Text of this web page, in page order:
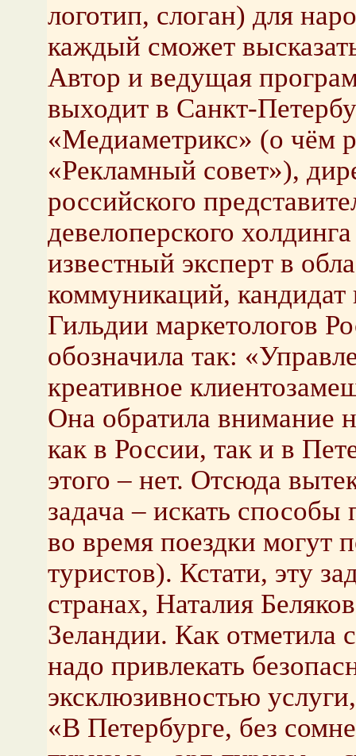
логотип, слоган) для
каждый сможет
Автор и ведущая
выходит в Санкт-
«Медиаметрикс» (о чём
«Рекламный совет»),
российского
девелоперского
известный эксперт в
коммуникаций, кандидат
Гильдии маркетологов
обозначила так:
креативное
Она обратила внимание
как в России, так и в
этого – нет. Отсюда
задача – искать способы
во время поездки могут
туристов). Кстати, эту
странах, Наталия
Зеландии. Как отметила
надо привлекать
эксклюзивностью
«В Петербурге, без